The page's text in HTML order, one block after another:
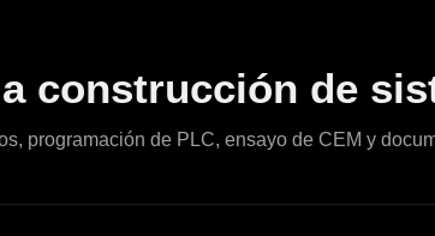
construcción de
programación de PLC, ensayo de CEM y